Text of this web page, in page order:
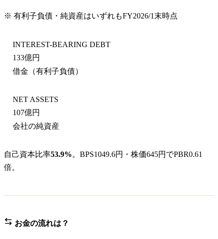
※ 有利子負債・純資産はいずれもFY2026/1末時点
INTEREST-BEARING DEBT
133億円
借金（有利子負債）
NET ASSETS
107億円
会社の純資産
自己資本比率53.9%。BPS1049.6円・株価645円でPBR0.61
倍。
お金の流れは？